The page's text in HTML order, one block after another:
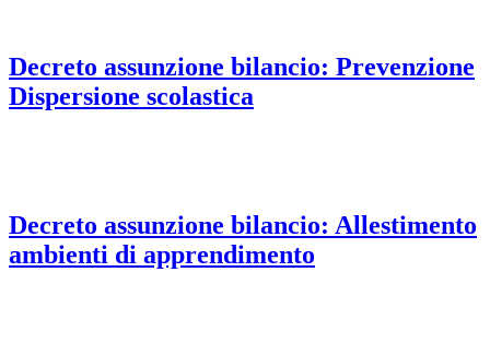
Decreto assunzione bilancio: Prevenzione
Dispersione scolastica
Decreto assunzione bilancio: Allestimento
ambienti di apprendimento